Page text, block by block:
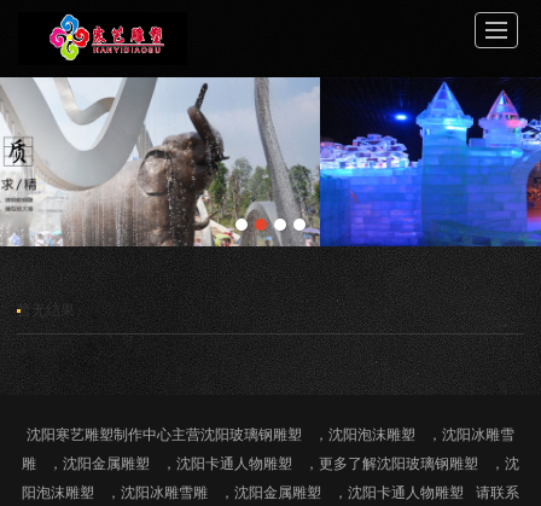
首页 关于寒艺 案例展示 工程介绍 视频展示 联系我们
暂无结果
沈阳寒艺雕塑制作中心主营沈阳玻璃钢雕塑 ， 沈阳泡沫雕塑 ， 沈阳冰雕雪
雕
， 沈阳金属雕塑 ， 沈阳卡通人物雕塑 ，更多了解沈阳玻璃钢雕塑 ， 沈
阳泡沫雕塑
， 沈阳冰雕雪雕 ， 沈阳金属雕塑 ， 沈阳卡通人物雕塑
请联系